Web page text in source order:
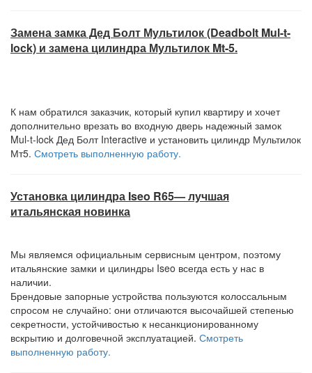
Замена замка Дед Болт Мультилок (Deadbolt Mul-t-
lock) и замена цилиндра Мультилок Mt-5.
К нам обратился заказчик, который купил квартиру и хочет
дополнительно врезать во входную дверь надежный замок
Mul-t-lock Дед Болт Interactive и установить цилиндр Мультилок
Мт5. Смотреть выполненную работу.
Установка цилиндра Iseo R65— лучшая
итальянская новинка
Мы являемся официальным сервисным центром, поэтому
итальянские замки и цилиндры Iseo всегда есть у нас в
наличии.
Брендовые запорные устройства пользуются колоссальным
спросом не случайно: они отличаются высочайшей степенью
секретности, устойчивостью к несанкционированному
вскрытию и долговечной эксплуатацией. Смотреть
выполненную работу.